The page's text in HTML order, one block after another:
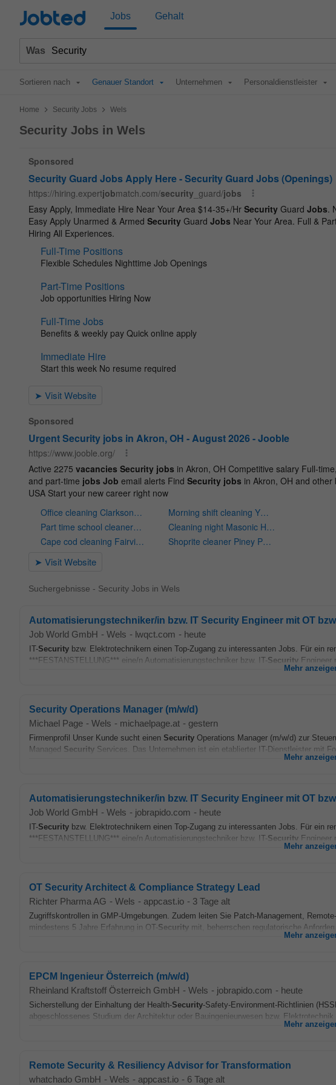
Jobted Jobs Gehalt
Was
Sortieren nach Genauer Standort Unternehmen Personaldienstleister
Home > Security Jobs > Wels
Security Jobs in Wels
Suchergebnisse - Security Jobs in Wels
Automatisierungstechniker/in bzw. IT Security Engineer mit OT
Job World GmbH - Wels - lwqct.com - heute
IT-Security bzw. Elektrotechnikern einen Top-Zugang zu interessanten Jobs. Für ein
***FESTANSTELLUNG*** eine/n Automatisierungstechniker bzw. IT-Security Engineer
Mehr
Security Operations Manager (m/w/d)
Michael Page - Wels - michaelpage.at - gestern
Firmenprofil Unser Kunde sucht einen Security Operations Manager (m/w/d) zur
Managed Security Services. Das Unternehmen ist ein etablierter IT-Dienstleister mit
Mehr
Automatisierungstechniker/in bzw. IT Security Engineer mit OT
Job World GmbH - Wels - jobrapido.com - heute
IT-Security bzw. Elektrotechnikern einen Top-Zugang zu interessanten Jobs. Für ein
***FESTANSTELLUNG*** eine/n Automatisierungstechniker bzw. IT-Security Engineer
Mehr
OT Security Architect & Compliance Strategy Lead
Richter Pharma AG - Wels - appcast.io - 3 Tage alt
Zugriffskontrollen in GMP-Umgebungen. Zudem leiten Sie Patch-Management,
mindestens 5 Jahre Erfahrung in OT-Security mit, beherrschen regulatorische
Mehr
EPCM Ingenieur Österreich (m/w/d)
Rheinland Kraftstoff Österreich GmbH - Wels - jobrapido.com - heute
Sicherstellung der Einhaltung der Health-Security-Safety-Environment-Richtlinien
abgeschlossenes Studium der Architektur oder Bauingenieurwesen bzw. Elektrotechnik
Mehr
Remote Security & Resiliency Advisor for Transformation
whatchado GmbH - Wels - appcast.io - 6 Tage alt